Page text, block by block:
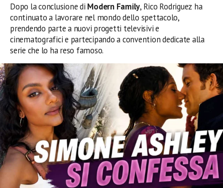
Dopo la conclusione di Modern Family, Rico Rodriguez ha
continuato a lavorare nel mondo dello spettacolo,
prendendo parte a nuovi progetti televisivi e
cinematografici e partecipando a convention dedicate alla
serie che lo ha reso famoso.